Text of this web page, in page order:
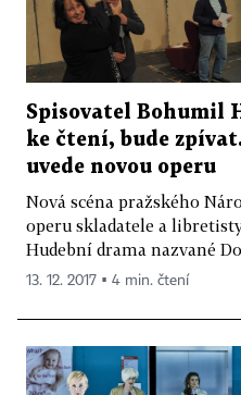
Spisovatel Bohumil
ke čtení, bude
uvede novou operu
Nová scéna pražského
operu skladatele a
Hudební drama nazvané
13. 12. 2017 ▪ 4 min. čtení